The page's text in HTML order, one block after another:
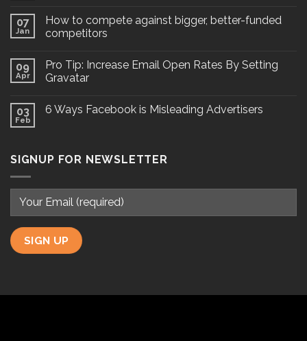
07
Jan
How to compete against bigger, better-funded
competitors
09
Apr
Pro Tip: Increase Email Open Rates By Setting
Gravatar
03
Feb
6 Ways Facebook is Misleading Advertisers
SIGNUP FOR NEWSLETTER